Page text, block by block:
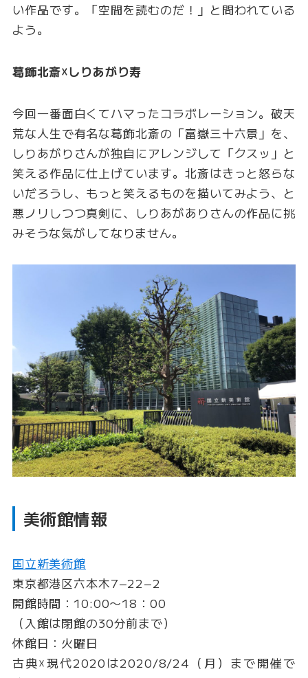
い作品です。「空間を読むのだ！」と問われている
よう。
葛飾北斎☓しりあがり寿
今回一番面白くてハマったコラボレーション。破天
荒な人生で有名な葛飾北斎の「富嶽三十六景」を、
しりあがりさんが独自にアレンジして「クスッ」と
笑える作品に仕上げています。北斎はきっと怒らな
いだろうし、もっと笑えるものを描いてみよう、と
悪ノリしつつ真剣に、しりあがありさんの作品に挑
みそうな気がしてなりません。
美術館情報
国立新美術館
東京都港区六本木7−22−2
開館時間：10:00〜18：00
（入館は閉館の30分前まで）
休館日：火曜日
古典☓現代2020は2020/8/24（月）まで開催で